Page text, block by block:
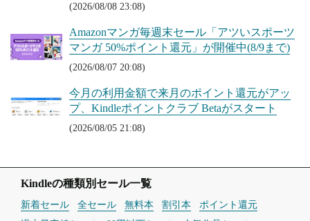
(2026/08/08 23:08)
Amazonマンガ毎週末セール「アツいスポーツ
マンガ 50%ポイント還元」が開催中(8/9まで)
(2026/08/07 20:08)
今月の利用金額で来月のポイント還元がアッ
プ、Kindleポイントクラブ Betaがスタート
(2026/08/05 21:08)
Kindleの種類別セール一覧
新着セール 全セール 無料本 割引本
ポイント還元